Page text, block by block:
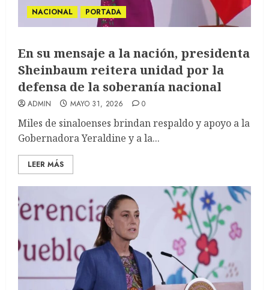
NACIONAL PORTADA
En su mensaje a la nación, presidenta
Sheinbaum reitera unidad por la
defensa de la soberanía nacional
ADMIN MAYO 31, 2026 0
Miles de sinaloenses brindan respaldo y apoyo a la
Gobernadora Yeraldine y a la...
LEER MÁS